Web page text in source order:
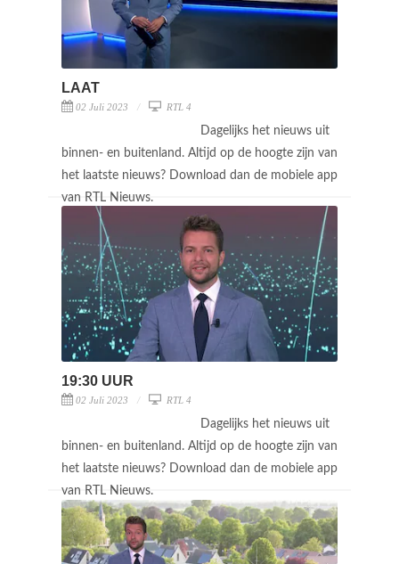
LAAT
02 Juli 2023 RTL 4
Dagelijks het nieuws uit
binnen- en buitenland. Altijd op de hoogte zijn van
het laatste nieuws? Download dan de mobiele app
van RTL Nieuws.
19:30 UUR
02 Juli 2023 RTL 4
Dagelijks het nieuws uit
binnen- en buitenland. Altijd op de hoogte zijn van
het laatste nieuws? Download dan de mobiele app
van RTL Nieuws.